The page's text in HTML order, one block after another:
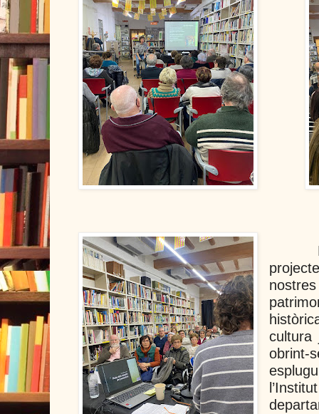
cultura
obrint-